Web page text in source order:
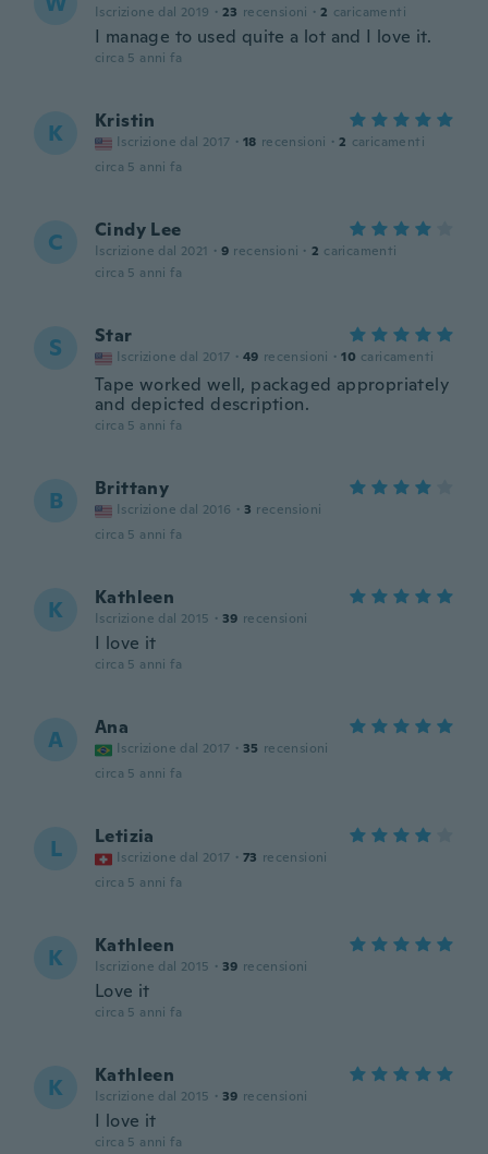
Iscrizione dal 2019 · 23 recensioni · 2 caricamenti
I manage to used quite a lot and I love it.
circa 5 anni fa
K Kristin
Iscrizione dal 2017 · 18 recensioni · 2 caricamenti
circa 5 anni fa
C Cindy Lee
Iscrizione dal 2021 · 9 recensioni · 2 caricamenti
circa 5 anni fa
S Star
Iscrizione dal 2017 · 49 recensioni · 10 caricamenti
Tape worked well, packaged appropriately
and depicted description.
circa 5 anni fa
B Brittany
Iscrizione dal 2016 · 3 recensioni
circa 5 anni fa
K Kathleen
Iscrizione dal 2015 · 39 recensioni
I love it
circa 5 anni fa
A Ana
Iscrizione dal 2017 · 35 recensioni
circa 5 anni fa
L Letizia
Iscrizione dal 2017 · 73 recensioni
circa 5 anni fa
K Kathleen
Iscrizione dal 2015 · 39 recensioni
Love it
circa 5 anni fa
K Kathleen
Iscrizione dal 2015 · 39 recensioni
I love it
circa 5 anni fa